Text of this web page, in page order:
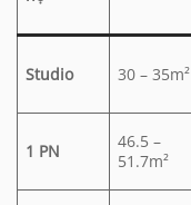
Studio 30 – 35m²
1 PN
46.5 –
51.7m²